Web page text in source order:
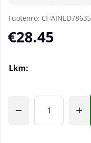
Tuotenro: CHAINED78635
€28.45
Lkm: